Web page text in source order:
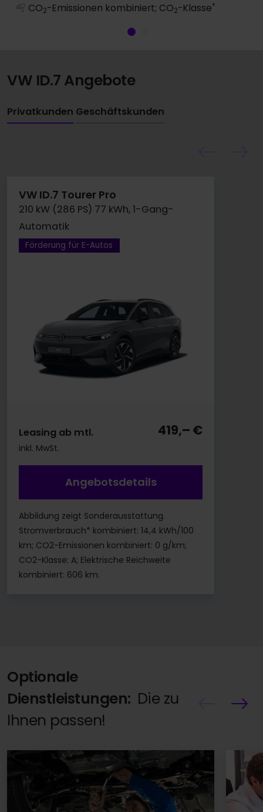
CO2-Emissionen kombiniert; CO2-Klasse*
VW ID.7 Angebote
Privatkunden Geschäftskunden
VW ID.7 Tourer Pro
210 kW (286 PS) 77 kWh, 1-Gang-
Automatik
Förderung für E-Autos
Leasing ab mtl. 419,– €
inkl. MwSt.
Angebotsdetails
Abbildung zeigt Sonderausstattung.
Stromverbrauch* kombiniert: 14,4 kWh/100
km; CO2-Emissionen kombiniert: 0 g/km;
CO2-Klasse: A; Elektrische Reichweite
kombiniert: 606 km.
Optionale
Dienstleistungen: Die zu
Ihnen passen!